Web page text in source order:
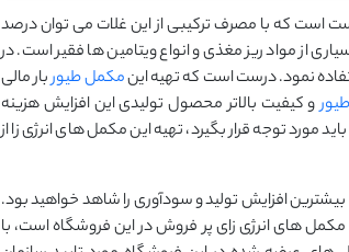
است که با مصرف ترکیبی از این غلات می توان درصد
از مواد ریز مغذی و انواع ویتامین ها فقیر است. در
نمود. درست است که تهیه اینمکمل طیوربار مالی
و کیفیت بالاتر محصول تولیدی این افزایش هزینه
مورد توجه قرار بگیرد، تهیه این مکمل های انرژی زا از
افزایش تولید و سودآوری را شاهد خواهید بود.
مکمل های انرژی زای پر فروش در این فروشگاه است، با